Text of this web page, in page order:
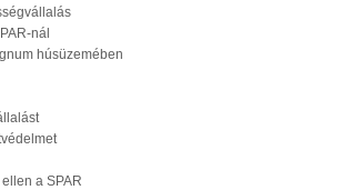
nál
húsüzemében
a SPAR